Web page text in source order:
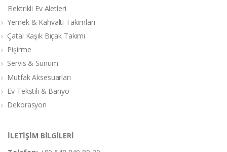
Elektrikli Ev Aletleri
Yemek & Kahvaltı Takımları
Çatal Kaşık Bıçak Takımı
Pişirme
Servis & Sunum
Mutfak Aksesuarları
Ev Tekstili & Banyo
Dekorasyon
İLETİŞİM BİLGİLERİ